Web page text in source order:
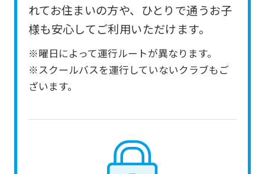
れてお住まいの方や、ひとりで通うお子
様も安心してご利用いただけます。
※曜日によって運行ルートが異なります。
※スクールバスを運行していないクラブもご
ざいます。